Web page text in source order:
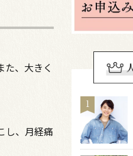
、大きく
し、月経痛